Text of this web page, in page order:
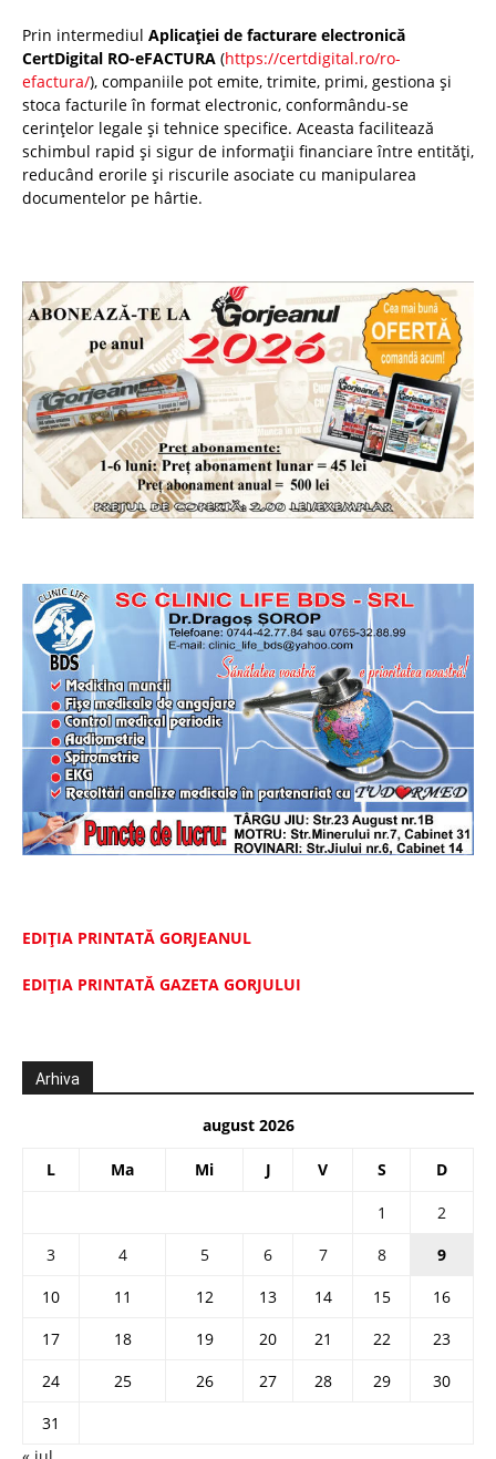
Prin intermediul Aplicației de facturare electronică
CertDigital RO-eFACTURA (https://certdigital.ro/ro-
efactura/), companiile pot emite, trimite, primi, gestiona și
stoca facturile în format electronic, conformându-se
cerințelor legale și tehnice specifice. Aceasta facilitează
schimbul rapid și sigur de informații financiare între entități,
reducând erorile și riscurile asociate cu manipularea
documentelor pe hârtie.
EDIȚIA PRINTATĂ GORJEANUL
EDIŢIA PRINTATĂ GAZETA GORJULUI
Arhiva
august 2026
L Ma Mi J V S D
1
2
3
4 5 6 7 8
9
10
11 12 13 14 15
16
17
18 19 20 21 22
23
24
25 26 27 28 29
30
31